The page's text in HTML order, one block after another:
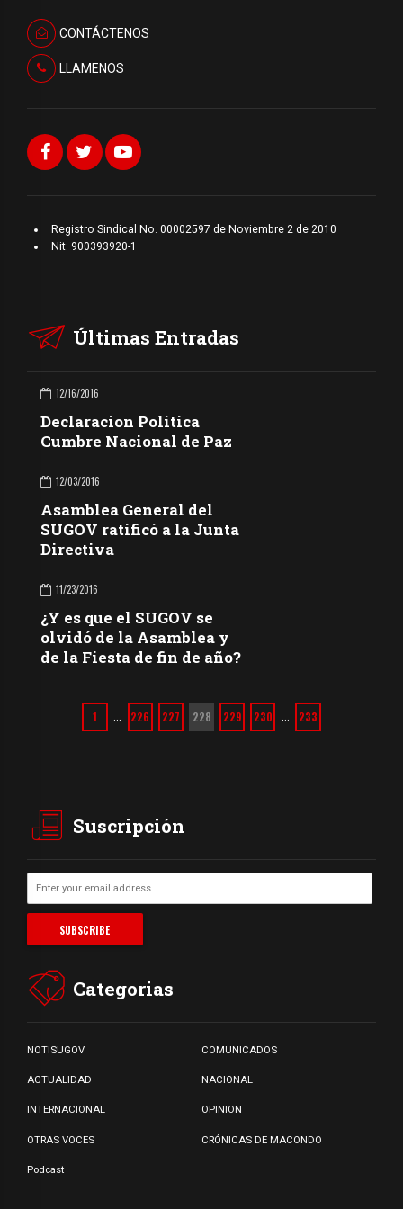
mi […]
CONTÁCTENOS
LLAMENOS
Registro Sindical No. 00002597 de Noviembre 2 de 2010
Nit: 900393920-1
Últimas Entradas
12/16/2016
Declaracion Política
Cumbre Nacional de Paz
12/03/2016
Asamblea General del
SUGOV ratificó a la Junta
Directiva
11/23/2016
¿Y es que el SUGOV se
olvidó de la Asamblea y
de la Fiesta de fin de año?
1 … 226 227 228 229 230 … 233
Suscripción
Categorias
NOTISUGOV COMUNICADOS
ACTUALIDAD NACIONAL
INTERNACIONAL OPINION
OTRAS VOCES CRÓNICAS DE MACONDO
Podcast